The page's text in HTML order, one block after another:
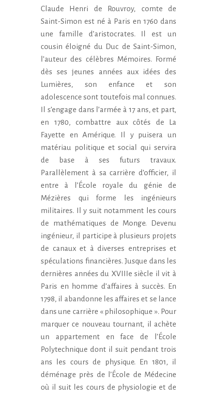
Claude Henri de Rouvroy, comte de
Saint-Simon est né à Paris en 1760 dans
une famille d’aristocrates. Il est un
cousin éloigné du Duc de Saint-Simon,
l’auteur des célèbres Mémoires. Formé
dès ses jeunes années aux idées des
Lumières, son enfance et son
adolescence sont toutefois mal connues.
Il s’engage dans l’armée à 17 ans, et part,
en 1780, combattre aux côtés de La
Fayette en Amérique. Il y puisera un
matériau politique et social qui servira
de base à ses futurs travaux.
Parallèlement à sa carrière d’officier, il
entre à l’École royale du génie de
Mézières qui forme les ingénieurs
militaires. Il y suit notamment les cours
de mathématiques de Monge. Devenu
ingénieur, il participe à plusieurs projets
de canaux et à diverses entreprises et
spéculations financières. Jusque dans les
dernières années du XVIIIe siècle il vit à
Paris en homme d’affaires à succès. En
1798, il abandonne les affaires et se lance
dans une carrière « philosophique ». Pour
marquer ce nouveau tournant, il achète
un appartement en face de l’École
Polytechnique dont il suit pendant trois
ans les cours de physique. En 1801, il
déménage près de l’École de Médecine
où il suit les cours de physiologie et de